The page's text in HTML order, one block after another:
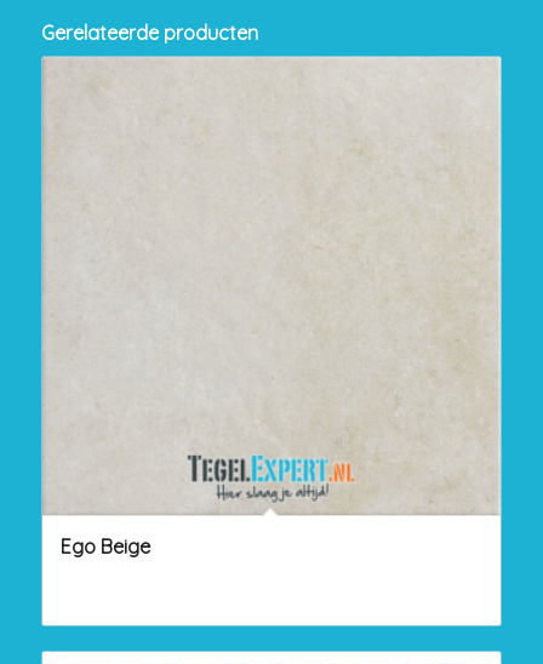
Gerelateerde producten
Ego Beige